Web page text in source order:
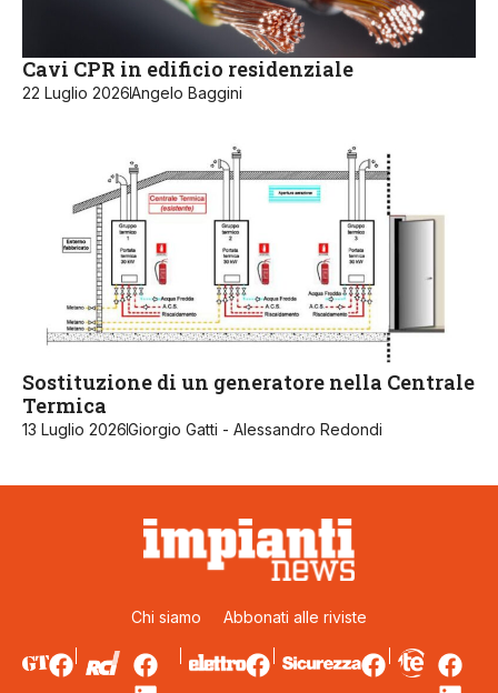
Cavi CPR in edificio residenziale
22 Luglio 2026Angelo Baggini
Sostituzione di un generatore nella Centrale
Termica
13 Luglio 2026Giorgio Gatti - Alessandro Redondi
Chi siamo Abbonati alle riviste